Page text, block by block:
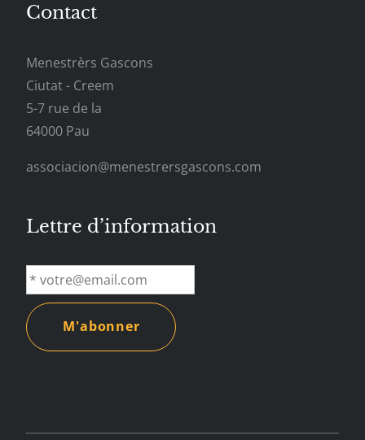
Contact
Menestrèrs Gascons
Ciutat - Creem
5-7 rue de la
64000 Pau
associacion@menestrersgascons.com
Lettre d’information